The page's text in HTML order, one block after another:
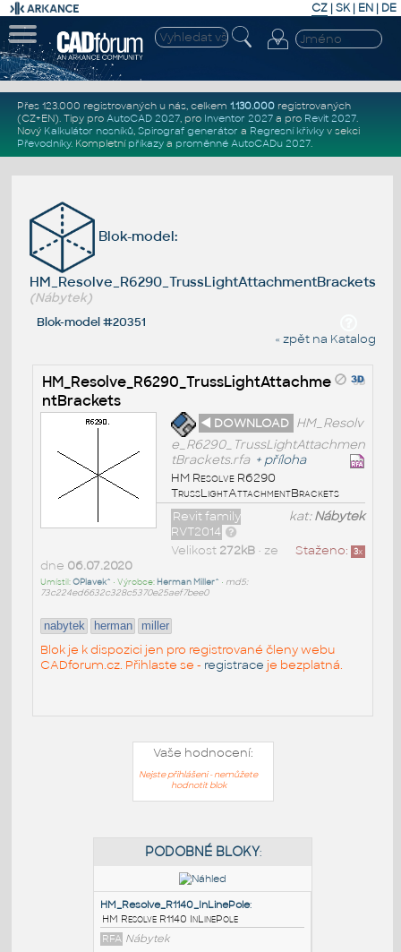
CZ | SK| EN | DE
Přes 123.000 registrovaných u nás, celkem 1.130.000registrovaných
(CZ+EN). Tipy pro AutoCAD 2027, pro Inventor 2027a pro Revit 2027.
Nový Kalkulátor nosníků, Spirograf generátor a Regresní křivkyv sekci
Převodníky. Kompletní příkazya proměnné AutoCADu 2027.
Blok-model:
HM_Resolve_R6290_TrussLightAttachmentBrackets
(Nábytek)
Blok-model #20351
« zpět na Katalog
HM_Resolve_R6290_TrussLightAttachme
ntBrackets
◄ DOWNLOAD HM_Resolv
e_R6290_TrussLightAttachmen
tBrackets.rfa + příloha
HM Resolve R6290
TrussLightAttachmentBrackets
kat:Nábytek
Revit family
RVT2014
Staženo: 3x
Velikost 272kB• ze
dne 06.07.2020
Umístil:OPlavek^ • Výrobce: Herman Miller^ • md5:
73c224ed6632c328c5370e25aef7bee0
nabytek herman miller
Blok je k dispozici jen pro registrované členy webu
CADforum.cz. Přihlaste se - registrace je bezplatná.
Vaše hodnocení:
Nejste přihlášeni - nemůžete
hodnotit blok